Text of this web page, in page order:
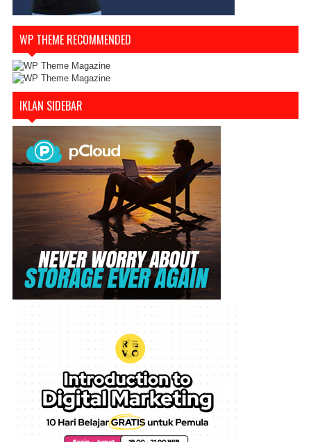
WP THEME RECOMMENDED
IKLAN SIDEBAR